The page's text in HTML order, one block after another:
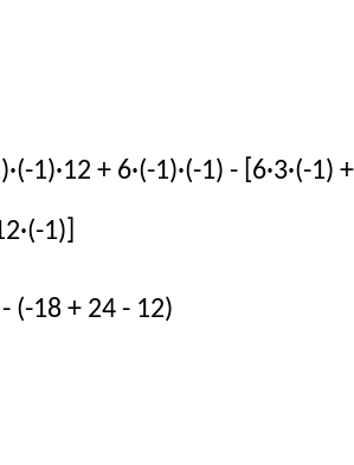
1)·12 + 6·(-1)·(-1) - [6·3·(-1) +
1)]
(-18 + 24 - 12)